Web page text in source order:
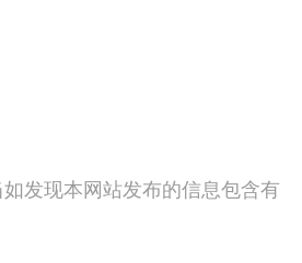
发现本网站发布的信息包含有